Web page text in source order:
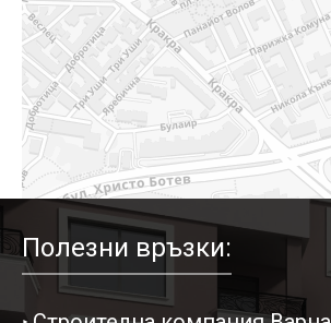
Полезни връзки: